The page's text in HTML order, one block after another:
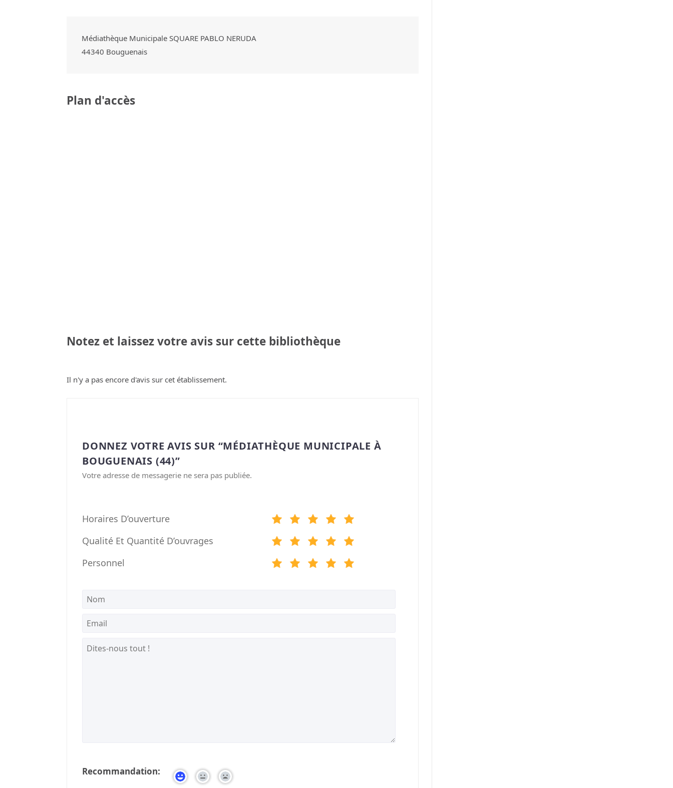
Médiathèque Municipale SQUARE PABLO NERUDA
44340 Bouguenais
Plan d'accès
Notez et laissez votre avis sur cette bibliothèque
Il n'y a pas encore d'avis sur cet établissement.
DONNEZ VOTRE AVIS SUR “MÉDIATHÈQUE MUNICIPALE À
BOUGUENAIS (44)”
Votre adresse de messagerie ne sera pas publiée.
Horaires D’ouverture
Qualité Et Quantité D’ouvrages
Personnel
Recommandation: